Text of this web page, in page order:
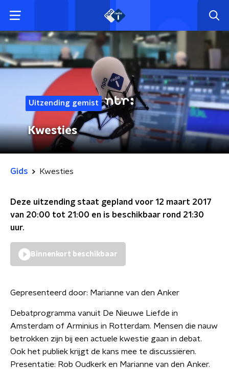
Uitzending gemist
Kwesties
Gids Kwesties
Deze uitzending staat gepland voor 12 maart 2017
van 20:00 tot 21:00 en is beschikbaar rond 21:30
uur.
Binnenkort beschikbaar
Gepresenteerd door: Marianne van den Anker
Debatprogramma vanuit De Nieuwe Liefde in
Amsterdam of Arminius in Rotterdam. Mensen die nauw
betrokken zijn bij een actuele kwestie gaan in debat.
Ook het publiek krijgt de kans mee te discussiëren.
Presentatie: Rob Oudkerk en Marianne van den Anker.